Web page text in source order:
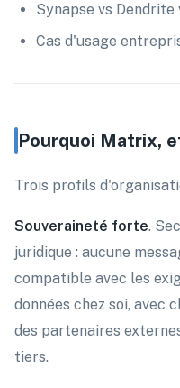
Synapse vs Dendrite
Cas d'usage
Pourquoi Matrix,
Trois profils
Souveraineté forte.
juridique : aucune
compatible avec les
données chez soi, avec
des partenaires
tiers.